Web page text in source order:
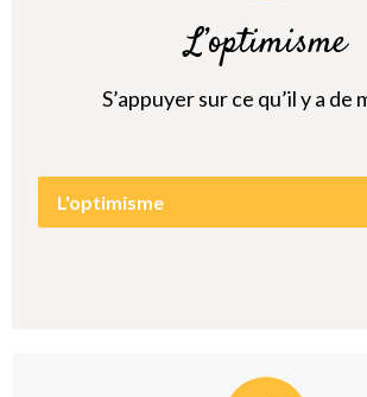
L’optimisme
S’appuyer sur ce qu’il y a de
L'optimisme